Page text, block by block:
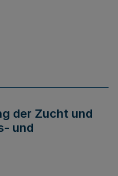
der Zucht und
und